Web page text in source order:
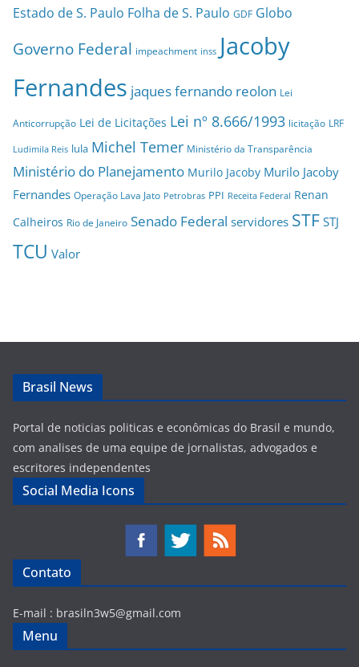
Estado de S. Paulo Folha de S. Paulo GDF Globo
Governo Federal impeachment inss Jacoby
Fernandes jaques fernando reolon Lei
Anticorrupção Lei de Licitações Lei nº 8.666/1993 licitação LRF
Ludimila Reis lula Michel Temer Ministério da Transparência
Ministério do Planejamento Murilo Jacoby Murilo Jacoby
Fernandes Operação Lava Jato Petrobras PPI Receita Federal Renan
Calheiros Rio de Janeiro Senado Federal servidores STF STJ
TCU Valor
Brasil News
Portal de noticias politicas e econômicas do Brasil e mundo,
com analises de uma equipe de jornalistas, advogados e
escritores independentes
Social Media Icons
Contato
E-mail : brasiln3w5@gmail.com
Menu